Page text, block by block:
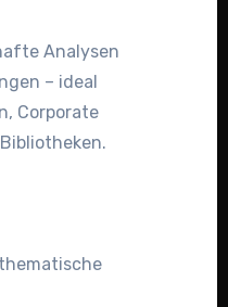
Analysen
– ideal
Corporate